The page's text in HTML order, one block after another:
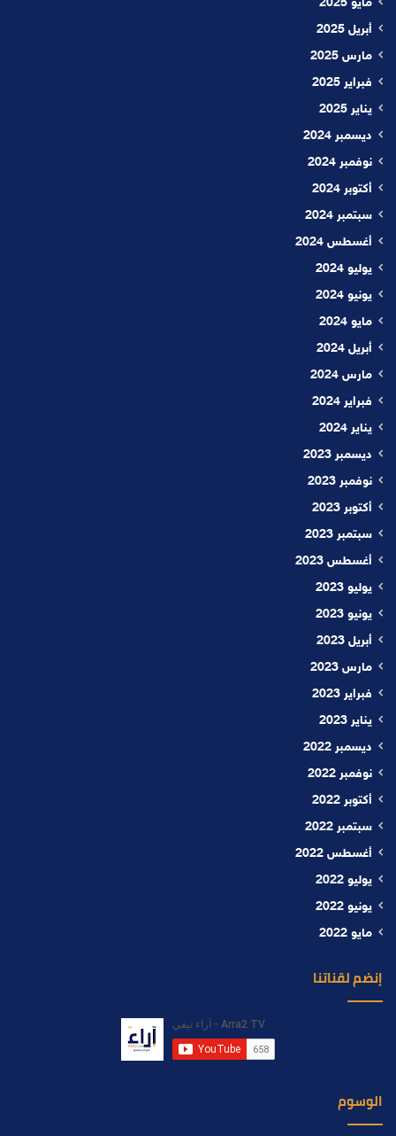
مايو 2025
أبريل 2025
مارس 2025
فبراير 2025
يناير 2025
ديسمبر 2024
نوفمبر 2024
أكتوبر 2024
سبتمبر 2024
أغسطس 2024
يوليو 2024
يونيو 2024
مايو 2024
أبريل 2024
مارس 2024
فبراير 2024
يناير 2024
ديسمبر 2023
نوفمبر 2023
أكتوبر 2023
سبتمبر 2023
أغسطس 2023
يوليو 2023
يونيو 2023
أبريل 2023
مارس 2023
فبراير 2023
يناير 2023
ديسمبر 2022
نوفمبر 2022
أكتوبر 2022
سبتمبر 2022
أغسطس 2022
يوليو 2022
يونيو 2022
مايو 2022
إنضم لقناتنا
الوسوم